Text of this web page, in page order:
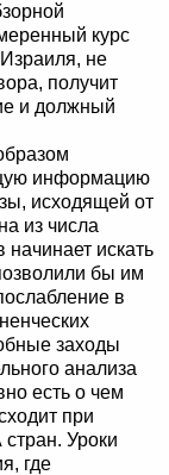
курс
не
получит
и должный
информацию
исходящей от
из числа
искать
бы им
в
заходы
анализа
есть о чем
при
Уроки
где